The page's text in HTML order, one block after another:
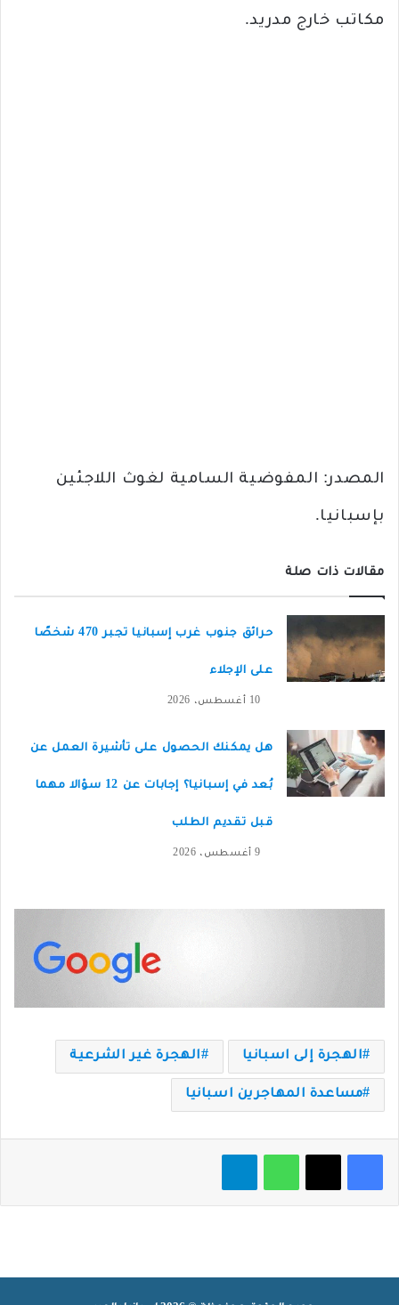
مكاتب خارج مدريد.
المصدر: المفوضية السامية لغوث اللاجئين
بإسبانيا.
مقالات ذات صلة
حرائق جنوب غرب إسبانيا تجبر 470 شخصًا
على الإجلاء
10 أغسطس، 2026
هل يمكنك الحصول على تأشيرة العمل عن
بُعد في إسبانيا؟ إجابات عن 12 سؤالا مهما
قبل تقديم الطلب
9 أغسطس، 2026
الهجرة إلى اسبانيا الهجرة غير الشرعية
مساعدة المهاجرين اسبانيا
فيسبوك‫X واتساب تيلقرام